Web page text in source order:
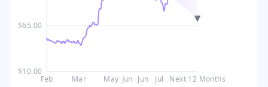
$10.00
$65.00
Feb Mar May Jun Jun Jul Next 12 Months